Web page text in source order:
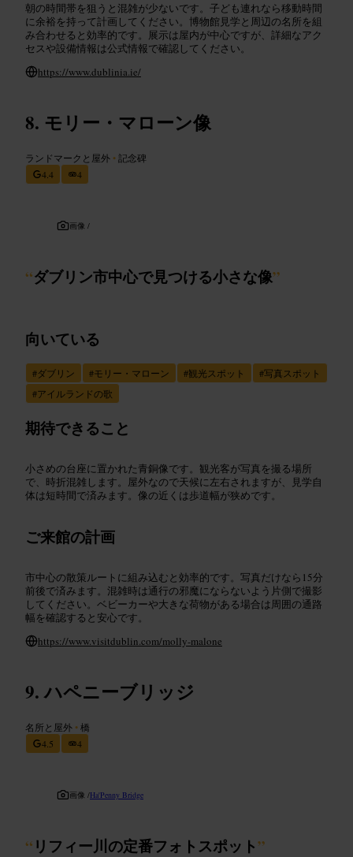
朝の時間帯を狙うと混雑が少ないです。子ども連れなら移動時間
に余裕を持って計画してください。博物館見学と周辺の名所を組
み合わせると効率的です。展示は屋内が中心ですが、詳細なアク
セスや設備情報は公式情報で確認してください。
https://www.dublinia.ie/
モリー・マローン像
ランドマークと屋外 •記念碑
4.4
4
画像 /
“ダブリン市中心で見つける小さな像”
向いている
#ダブリン #モリー・マローン #観光スポット #写真スポット
#アイルランドの歌
期待できること
小さめの台座に置かれた青銅像です。観光客が写真を撮る場所
で、時折混雑します。屋外なので天候に左右されますが、見学自
体は短時間で済みます。像の近くは歩道幅が狭めです。
ご来館の計画
市中心の散策ルートに組み込むと効率的です。写真だけなら15分
前後で済みます。混雑時は通行の邪魔にならないよう片側で撮影
してください。ベビーカーや大きな荷物がある場合は周囲の通路
幅を確認すると安心です。
https://www.visitdublin.com/molly-malone
ハペニーブリッジ
名所と屋外 •橋
4.5
4
画像 /Ha'Penny Bridge
“リフィー川の定番フォトスポット”